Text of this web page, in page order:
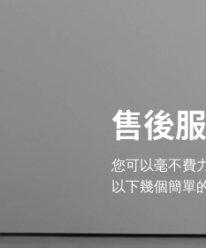
售後
您可以毫不費
以下幾個簡單